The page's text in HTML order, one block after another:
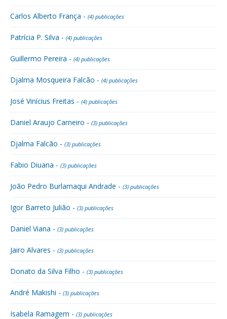
Carlos Alberto França - (4) publicações
Patrícia P. Silva - (4) publicações
Guillermo Pereira - (4) publicações
Djalma Mosqueira Falcão - (4) publicações
José Vinícius Freitas - (4) publicações
Daniel Araujo Carneiro - (3) publicações
Djalma Falcão - (3) publicações
Fabio Diuana - (3) publicações
João Pedro Burlamaqui Andrade - (3) publicações
Igor Barreto Julião - (3) publicações
Daniel Viana - (3) publicações
Jairo Alvares - (3) publicações
Donato da Silva Filho - (3) publicações
André Makishi - (3) publicações
Isabela Ramagem - (3) publicações